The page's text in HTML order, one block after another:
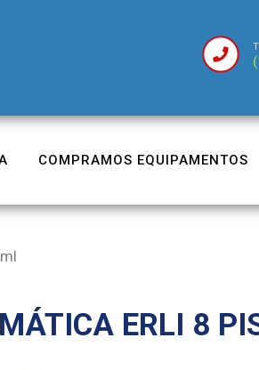
COMPRAMOS EQUIPAMENTOS
ERLI 8